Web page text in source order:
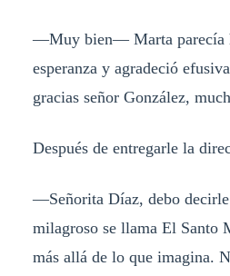
—Muy bien— Marta parecía
esperanza y agradeció
gracias señor González,
Después de entregarle la
—Señorita Díaz, debo decirle
milagroso se llama El Santo
más allá de lo que imagina.